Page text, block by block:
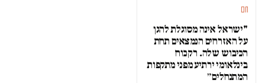
חם
"ישראל אינה מסוגלת להגן
על האזרחים הנמצאים תחת
הכיבוש שלה. רק כוח
בינלאומי ירתיע מפני מתקפות
המתנחלים״